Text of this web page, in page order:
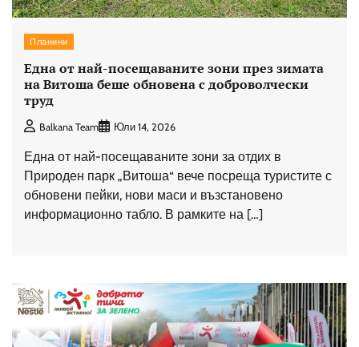
Планини
Една от най-посещаваните зони през зимата
на Витоша беше обновена с доброволчески
труд
Balkana Team Юли 14, 2026
Една от най-посещаваните зони за отдих в
Природен парк „Витоша“ вече посреща туристите с
обновени пейки, нови маси и възстановено
информационно табло. В рамките на […]